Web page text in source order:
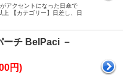
アクセントになった日傘で
【カテゴリー】日差し、日
ーチ BelPaci －
円)